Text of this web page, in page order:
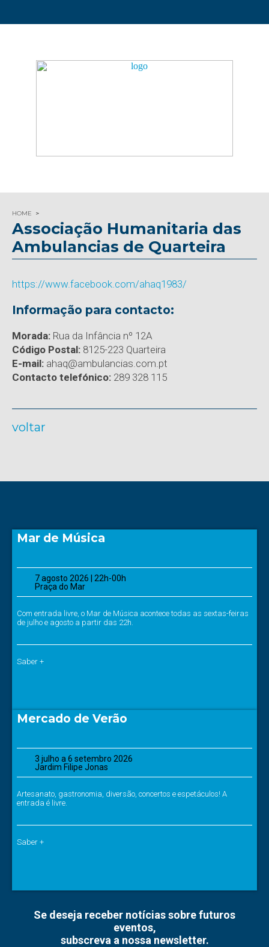
HOME
Associação Humanitaria das
Ambulancias de Quarteira
https://www.facebook.com/ahaq1983/
Informação para contacto:
Morada: Rua da Infância nº 12A
Código Postal: 8125-223 Quarteira
E-mail: ahaq@ambulancias.com.pt
Contacto telefónico: 289 328 115
voltar
Mar de Música
7 agosto 2026 | 22h-00h
Praça do Mar
Com entrada livre, o Mar de Música acontece todas as sextas-feiras
de julho e agosto a partir das 22h.
Saber +
Mercado de Verão
3 julho a 6 setembro 2026
Jardim Filipe Jonas
Artesanato, gastronomia, diversão, concertos e espetáculos! A
entrada é livre.
Saber +
Se deseja receber notícias sobre futuros
eventos,
subscreva a nossa newsletter.